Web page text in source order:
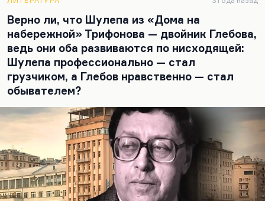
соблазнит его возлюбленную черногубку. Мы не
понимаем, почему поссорились братья. Мы-то
знаем, что Порфирий Петрович (тоже краденое
имя) фактически донес на брата, по крайней…
Верно ли, что Шулепа из «Дома на
набережной» Трифонова — двойник Глебова,
ведь они оба развиваются по нисходящей:
Шулепа профессионально — стал
грузчиком, а Глебов нравственно — стал
обывателем?